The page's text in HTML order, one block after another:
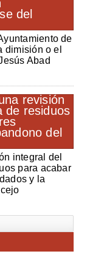
de
dimisión o el
Abad
integral del
para acabar
y la